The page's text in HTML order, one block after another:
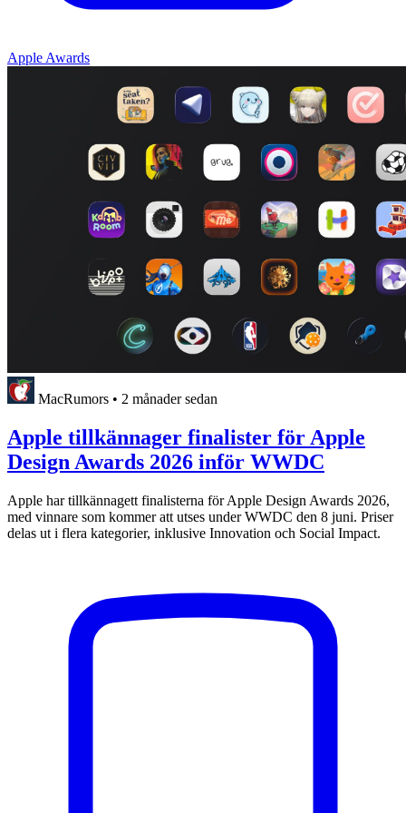
Apple Awards
MacRumors • 2 månader sedan
Apple tillkännager finalister för Apple
Design Awards 2026 inför WWDC
Apple har tillkännagett finalisterna för Apple Design Awards 2026,
med vinnare som kommer att utses under WWDC den 8 juni. Priser
delas ut i flera kategorier, inklusive Innovation och Social Impact.